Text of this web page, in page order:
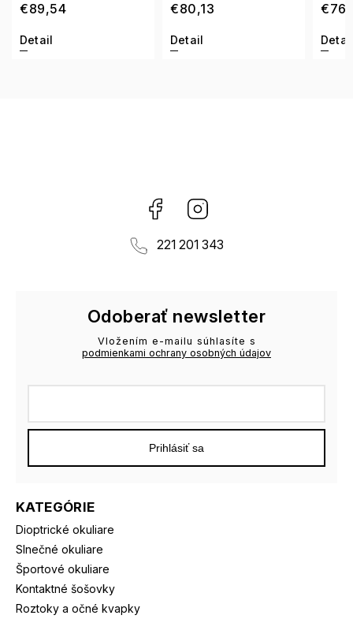
€89,54
Detail
€80,13
Detail
Facebook
221 201 343
KATEGÓRIE
Dioptrické okuliare
Slnečné okuliare
Športové okuliare
Kontaktné šošovky
Roztoky a očné kvapky
Odoberať newsletter
Vložením e-mailu súhlasíte s
podmienkami ochrany osobných údajov
Prihlásiť sa